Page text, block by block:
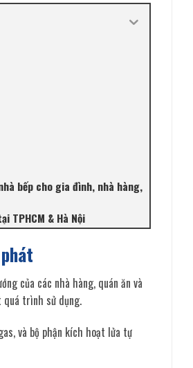
bếp cho gia đình, nhà hàng,
TPHCM & Hà Nội
của các nhà hàng, quán ăn và
quá trình sử dụng.
và bộ phận kích hoạt lửa tự